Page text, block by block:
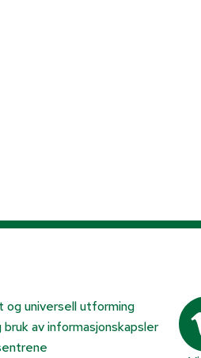
og universell utforming
av informasjonskapsler